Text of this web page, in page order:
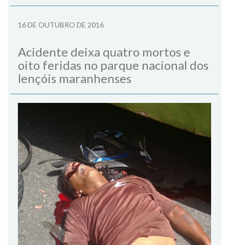
16 DE OUTUBRO DE 2016
Acidente deixa quatro mortos e
oito feridas no parque nacional dos
lençóis maranhenses